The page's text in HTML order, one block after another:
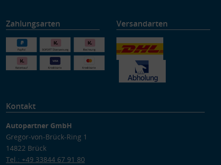
Zahlungsarten Versandarten
Kontakt
Autopartner GmbH
Gregor-von-Brück-Ring 1
14822 Brück
Tel.: +49 33844 67 91 80